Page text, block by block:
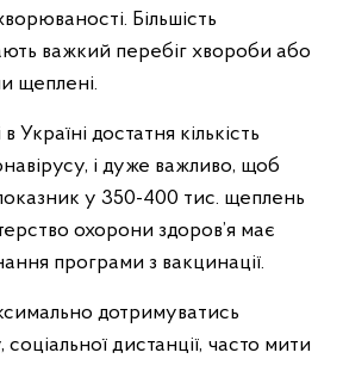
Більшість
важкий перебіг хвороби або
щеплені.
Україні достатня кількість
і дуже важливо, щоб
у 350-400 тис. щеплень
охорони здоров’я має
програми з вакцинації.
дотримуватись
дистанції, часто мити